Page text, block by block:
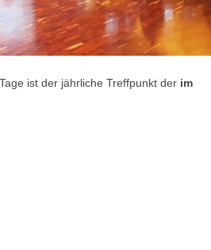
ist der jährliche Treffpunkt der im